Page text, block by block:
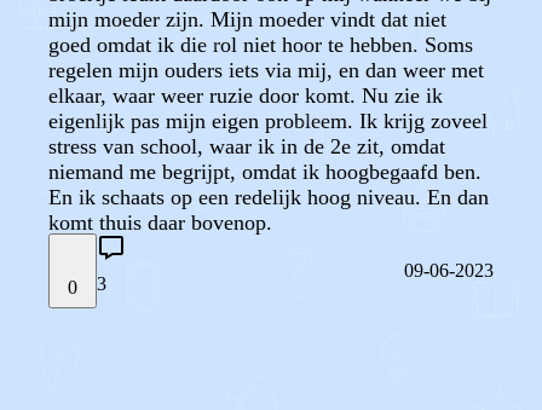
mijn moeder zijn. Mijn moeder vindt dat niet
goed omdat ik die rol niet hoor te hebben. Soms
regelen mijn ouders iets via mij, en dan weer met
elkaar, waar weer ruzie door komt. Nu zie ik
eigenlijk pas mijn eigen probleem. Ik krijg zoveel
stress van school, waar ik in de 2e zit, omdat
niemand me begrijpt, omdat ik hoogbegaafd ben.
En ik schaats op een redelijk hoog niveau. En dan
komt thuis daar bovenop.
0 3
09-06-2023